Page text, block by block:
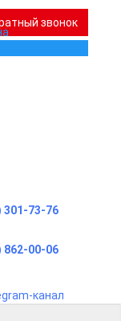
звонок
301-73-76
862-00-06
канал